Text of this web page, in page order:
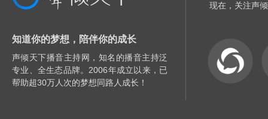
知道你的梦想，陪伴你的成长
声倾天下播音主持网，知名的播音主持泛
专业、全生态品牌。2006年成立以来，已
帮助超30万人次的梦想同路人成长！
现在，关注声